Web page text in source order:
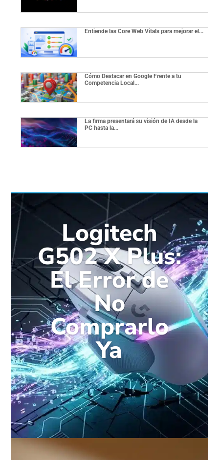
Entiende las Core Web Vitals para mejorar el...
Cómo Destacar en Google Frente a tu
Competencia Local...
La firma presentará su visión de IA desde la
PC hasta la...
Logitech
G502 X Plus:
El Error de
No
Comprarlo
Ya